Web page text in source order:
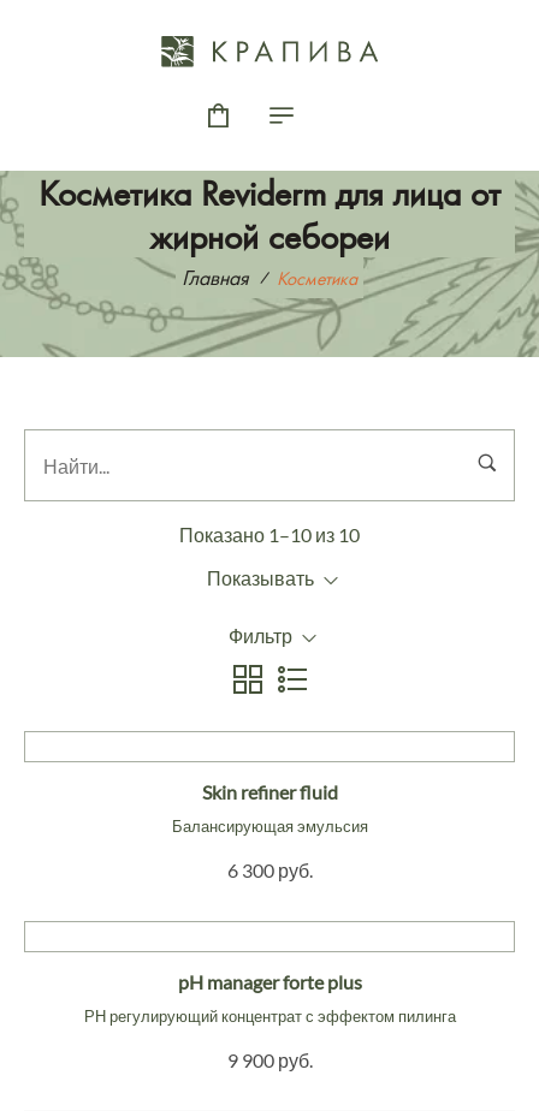
Косметика Reviderm для лица от
жирной себореи
Главная Косметика
Показано 1–10 из 10
Показывать
Фильтр
Skin refiner fluid
Балансирующая эмульсия
6 300 руб.
pH manager forte plus
РН регулирующий концентрат с эффектом пилинга
9 900 руб.